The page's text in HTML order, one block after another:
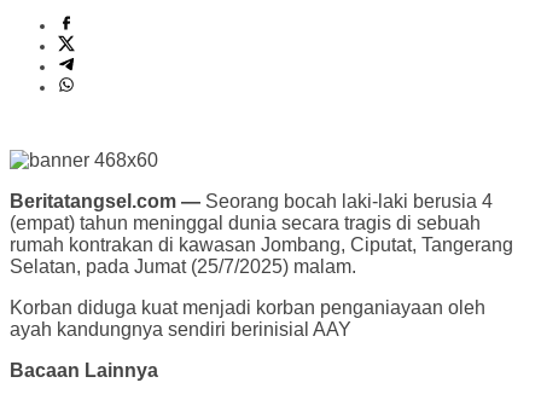
Beritatangsel.com — Seorang bocah laki-laki berusia 4
(empat) tahun meninggal dunia secara tragis di sebuah
rumah kontrakan di kawasan Jombang, Ciputat, Tangerang
Selatan, pada Jumat (25/7/2025) malam.
Korban diduga kuat menjadi korban penganiayaan oleh
ayah kandungnya sendiri berinisial AAY
Bacaan Lainnya